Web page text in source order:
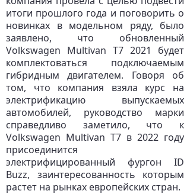
итоги прошлого года и поговорить о
новинках в модельном ряду, было
заявлено, что обновленный
Volkswagen Multivan T7 2021 будет
комплектоваться подключаемым
гибридным двигателем. Говоря об
том, что компания взяла курс на
электрификацию выпускаемых
автомобилей, руководство марки
справедливо заметило, что к
Volkswagen Multivan T7 в 2022 году
присоединится
электрифицированный фургон ID
Buzz, заинтересованность которым
растет на рынках европейских стран.